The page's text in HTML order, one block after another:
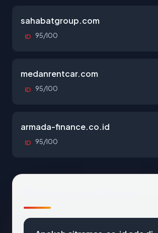
sahabatgroup.com
ID 95/100
medanrentcar.com
ID 95/100
armada-finance.co.id
ID 95/100